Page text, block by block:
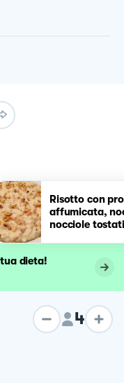
Risotto con
affumicata,
nocciole tostati
dieta!
4